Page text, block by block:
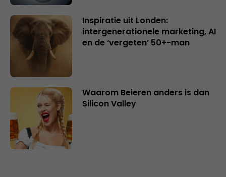
Inspiratie uit Londen:
intergenerationele marketing, AI
en de ‘vergeten’ 50+-man
Waarom Beieren anders is dan
Silicon Valley